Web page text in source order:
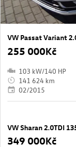
255 000Kč
103 kW/140 HP
141 624 km
02/2015
VW Sharan 2.0TDI
349 000Kč